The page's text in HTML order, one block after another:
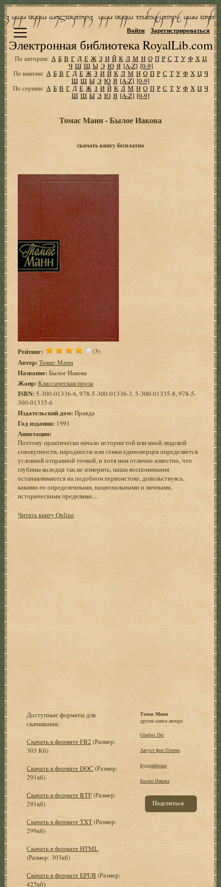
Электронная библиотека RoyalLib.com
Войти Зарегистрироваться
По авторам: А Б В Г Д Е Ж З И Й К Л М Н О П Р С Т У Ф Х Ц
Ч Ш Щ Ы Э Ю Я [A-Z] [0-9]
По книгам: А Б В Г Д Е Ж З И Й К Л М Н О П Р С Т У Ф Х Ц Ч
Ш Щ Ы Э Ю Я [A-Z] [0-9]
По сериям: А Б В Г Д Е Ж З И Й К Л М Н О П Р С Т У Ф Х Ц Ч
Ш Щ Ы Э Ю Я [A-Z] [0-9]
Томас Манн - Былое Иакова
скачать книгу бесплатно
Рейтинг: (3)
Автор: Томас Манн
Название: Былое Иакова
Жанр: Классическая проза
ISBN: 5-300-01336-6, 978-5-300-01336-3, 5-300-01335-8, 978-5-
300-01335-6
Издательский дом: Правда
Год издания: 1991
Аннотация:
Поэтому практически начало истории той или иной людской
совокупности, народности или семьи единоверцев определяется
условной отправной точкой, и хотя нам отлично известно, что
глубины колодца так не измерить, наши воспоминания
останавливаются на подобном первоистоке, довольствуясь,
какими-то определенными, национальными и личными,
историческими пределами....
Читать книгу Online
Доступные форматы для
скачивания:
Скачать в формате FB2 (Размер:
303 Кб)
Скачать в формате DOC (Размер:
291кб)
Скачать в формате RTF(Размер:
291кб)
Скачать в формате TXT(Размер:
299кб)
Скачать в формате HTML
(Размер: 303кб)
Скачать в формате EPUB (Размер:
425кб)
Томас Манн
другие книги автора:
Gladius Dei
Авгуcт фон Платен
Будденброки
Былое Иакова
Поделиться